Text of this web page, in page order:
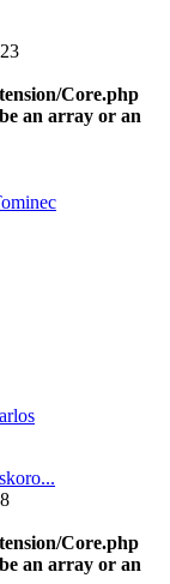
Core.php
an array or an
Core.php
an array or an